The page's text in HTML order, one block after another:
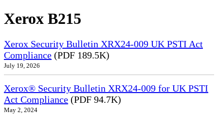
Xerox B215
Xerox Security Bulletin XRX24-009 UK PSTI Act
Compliance (PDF 189.5K)
July 19, 2026
Xerox® Security Bulletin XRX24-009 for UK PSTI
Act Compliance (PDF 94.7K)
May 2, 2024